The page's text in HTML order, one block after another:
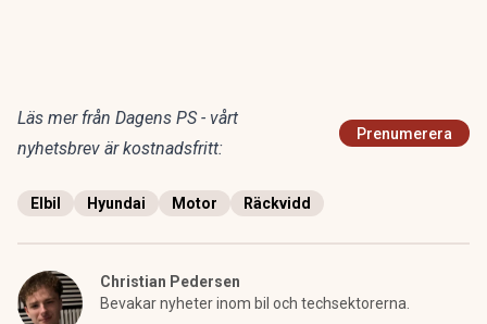
Läs mer från Dagens PS - vårt
nyhetsbrev är kostnadsfritt:
Prenumerera
Elbil Hyundai Motor Räckvidd
Christian Pedersen
Bevakar nyheter inom bil och techsektorerna.